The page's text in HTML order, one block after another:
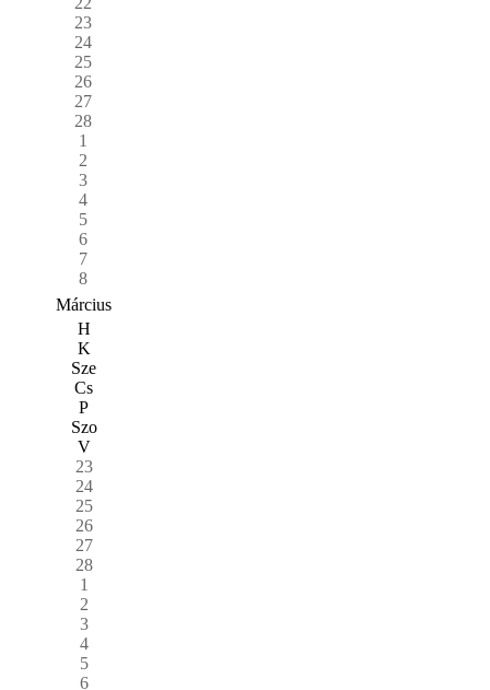
23
24
25
26
27
28
1
2
3
4
5
6
7
8
Március
H
K
Sze
Cs
P
Szo
V
23
24
25
26
27
28
1
2
3
4
5
6